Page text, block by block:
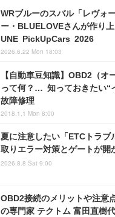
WRブルーのスバル「レヴォ
ー・BLUELOVEさんが作り
UNE PickUpCars 2026
2026.6.22 Mon 18:03
【自動車豆知識】OBD2（オ
って何？… 知っておきたい“
故障修理
2018.1.1 Mon 8:00
夏に注意したい「ETCトラ
取りエラー対策とゲートが開
2026.8.8 Sat 9:00
OBD2接続のメリットや注意
の専門家 テクトム 富田直樹